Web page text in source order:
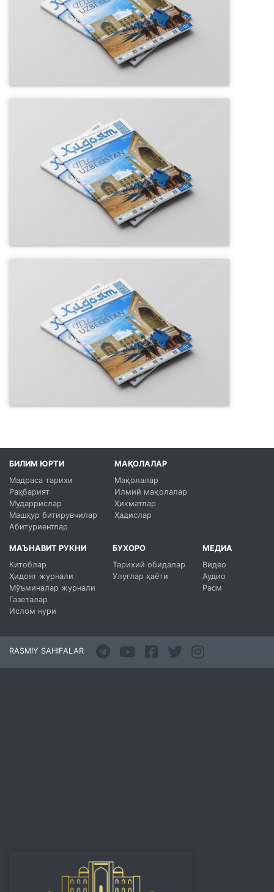
БИЛИМ ЮРТИ
Мадраса тарихи
Раҳбарият
Мударрислар
Машҳур битирувчилар
Абитуриентлар
МАҚОЛАЛАР
Мақолалар
Илмий мақолалар
Ҳикматлар
Ҳадислар
МАЪНАВИТ РУКНИ
Китоблар
Ҳидоят журнали
Мўъминалар журнали
Газеталар
Ислом нури
БУХОРО
Тарихий обидалар
Улуғлар ҳаёти
МЕДИА
Видео
Аудио
Расм
RASMIY SAHIFALAR